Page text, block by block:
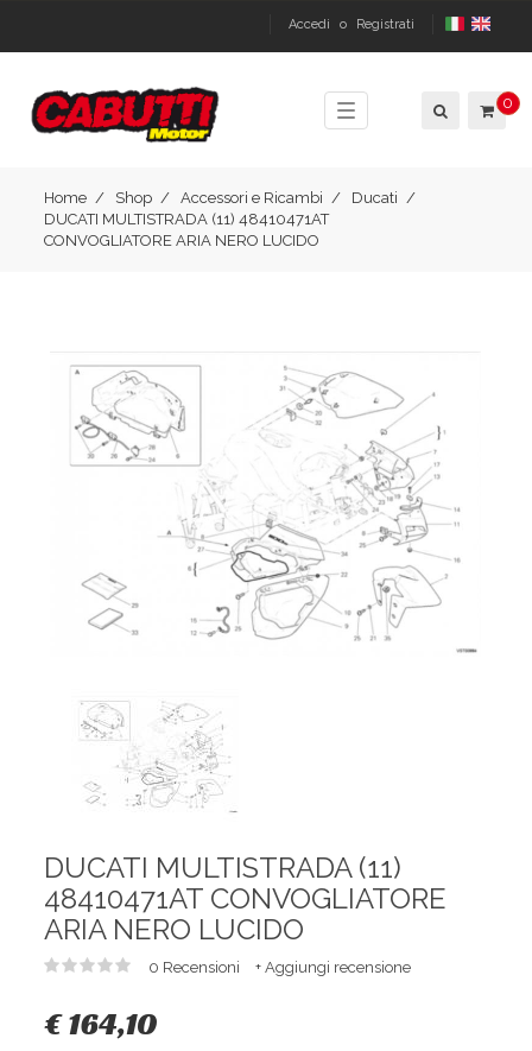
Accedi o Registrati
Toggle
navigation
0
Home Shop Accessori e Ricambi
Ducati
DUCATI MULTISTRADA (11) 48410471AT
CONVOGLIATORE ARIA NERO LUCIDO
DUCATI MULTISTRADA (11)
48410471AT CONVOGLIATORE
ARIA NERO LUCIDO
0 Recensioni + Aggiungi recensione
€ 164,10